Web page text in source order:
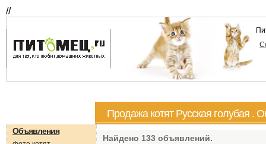
//
Продажа котят Русская голубая .
Объявления
Найдено 133 объявлений.